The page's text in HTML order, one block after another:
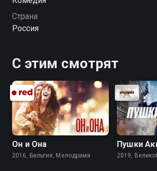
Страна
Россия
С этим смотрят
Он и Она
2016, Бельгия, Мелодрама
Пушки
2019,